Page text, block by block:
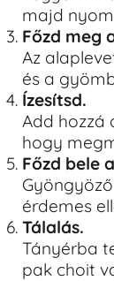
majd
Főzd meg
Az
és a
Ízesítsd.
Add hozzá
hogy
Főzd bele
érdemes
Tálalás.
Tányérba
pak choit